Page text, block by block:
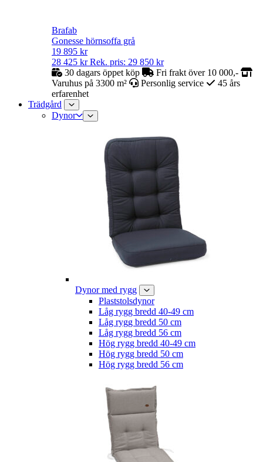
Brafab
Gonesse hörnsoffa grå
19 895 kr
28 425 kr Rek. pris: 29 850 kr
30 dagars öppet köp
Fri frakt över 10 000,-
Varuhus på 3300 m²
Personlig service
45 års
erfarenhet
Trädgård
Dynor
Dynor med rygg
Plaststolsdynor
Låg rygg bredd 40-49 cm
Låg rygg bredd 50 cm
Låg rygg bredd 56 cm
Hög rygg bredd 40-49 cm
Hög rygg bredd 50 cm
Hög rygg bredd 56 cm